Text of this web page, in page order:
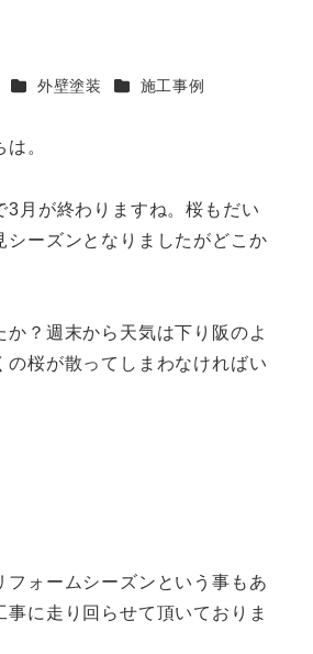
カテゴリー
外壁塗装 カテゴリー
施工事例
。
3月が終わりますね。桜もだい
シーズンとなりましたがどこか
か？週末から天気は下り阪のよ
の桜が散ってしまわなければい
フォームシーズンという事もあ
事に走り回らせて頂いておりま